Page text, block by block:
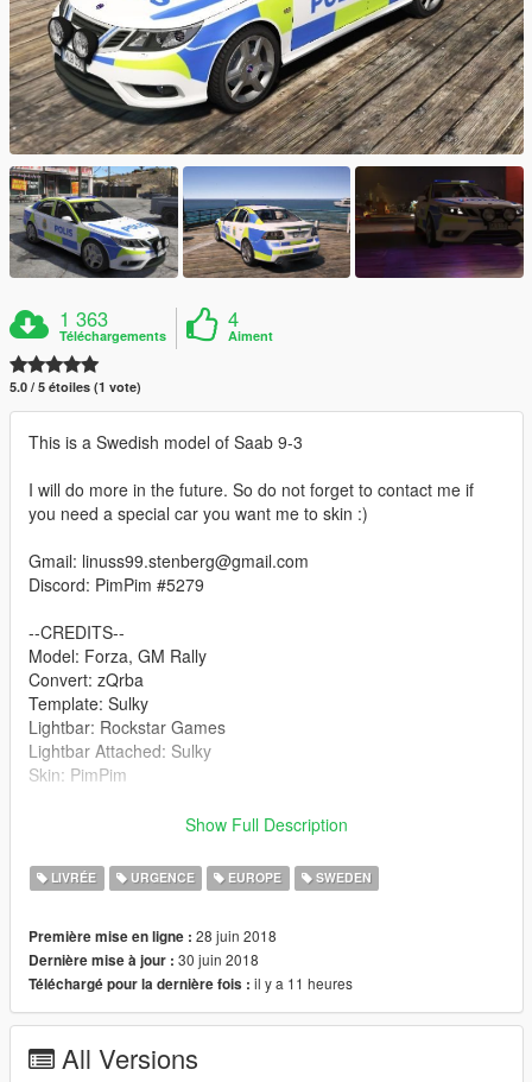
1 363
Téléchargements
4
Aiment
5.0 / 5 étoiles (1 vote)
This is a Swedish model of Saab 9-3
I will do more in the future. So do not forget to contact me if
you need a special car you want me to skin :)
Gmail: linuss99.stenberg@gmail.com
Discord: PimPim #5279
--CREDITS--
Model: Forza, GM Rally
Convert: zQrba
Template: Sulky
Lightbar: Rockstar Games
Lightbar Attached: Sulky
Skin: PimPim
Download file: https://sv.gta5-mods.com/vehicles/saab-9-3-
Join us on Discord: https://discord.gg/s6jsEM
Show Full Description
LIVRÉE URGENCE EUROPE SWEDEN
Première mise en ligne : 28 juin 2018
Dernière mise à jour : 30 juin 2018
Téléchargé pour la dernière fois : il y a 11 heures
All Versions